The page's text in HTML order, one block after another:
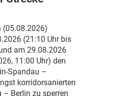
(05.08.2026)
(21:10 Uhr bis
am 29.08.2026
11:00 Uhr) den
Spandau –
korridorsanierten
– Berlin zu sperren